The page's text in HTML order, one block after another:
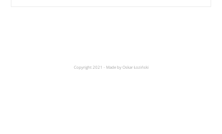
Copyright 2021 - Made by Oskar Łoziński